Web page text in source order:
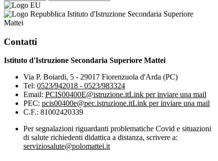
Istituto d'Istruzione Secondaria Superiore
Mattei
Contatti
Istituto d'Istruzione Secondaria Superiore Mattei
Via P. Boiardi, 5 - 29017 Fiorenzuola d'Arda (PC)
Tel: 0523/942018 - 0523/983324
Email: PCIS00400E@istruzione.itLink per inviare una mail
PEC: pcis00400e@pec.istruzione.itLink per inviare una mail
C.F.: 81002420339
Per segnalazioni riguardanti problematiche Covid e situazioni
di salute richiedenti didattica a distanza, scrivere a:
serviziosalute@polomattei.it